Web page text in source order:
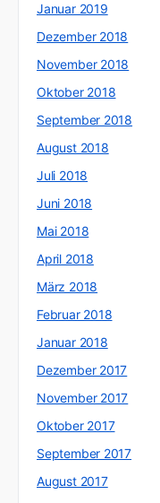
Januar 2019
Dezember 2018
November 2018
Oktober 2018
September 2018
August 2018
Juli 2018
Juni 2018
Mai 2018
April 2018
März 2018
Februar 2018
Januar 2018
Dezember 2017
November 2017
Oktober 2017
September 2017
August 2017